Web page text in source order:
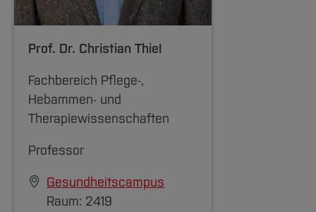
Prof. Dr. Christian Thiel
Fachbereich Pflege-,
Hebammen- und
Therapiewissenschaften
Professor
Gesundheitscampus
Raum: 2419